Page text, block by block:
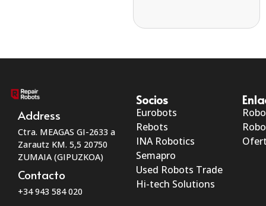
Address
Ctra. MEAGAS GI-2633 a
Zarautz KM. 5,5 20750
ZUMAIA (GIPUZKOA)
Contacto
+34 943 584 020
Socios
Eurobots
Rebots
INA Robotics
Semapro
Used Robots Trade
Hi-tech Solutions